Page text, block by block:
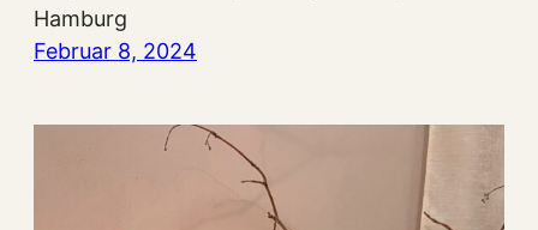
Hamburg
Februar 8, 2024